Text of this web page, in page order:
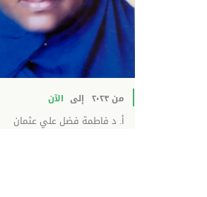
من ٢٠٢٣ إلى الآن
أ. د فاطمة فضل علي عثمان